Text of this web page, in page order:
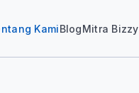
KamiBlogMitra Bizzy